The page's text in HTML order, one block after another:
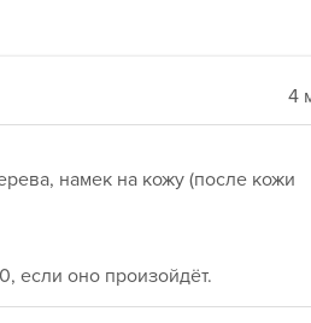
намек на кожу (после кожи
если оно произойдёт.